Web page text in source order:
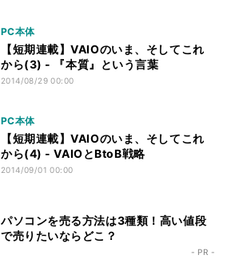
PC本体
【短期連載】VAIOのいま、そしてこれ
から(3) - 『本質』という言葉
2014/08/29 00:00
PC本体
【短期連載】VAIOのいま、そしてこれ
から(4) - VAIOとBtoB戦略
2014/09/01 00:00
パソコンを売る方法は3種類！高い値段
で売りたいならどこ？
- PR -